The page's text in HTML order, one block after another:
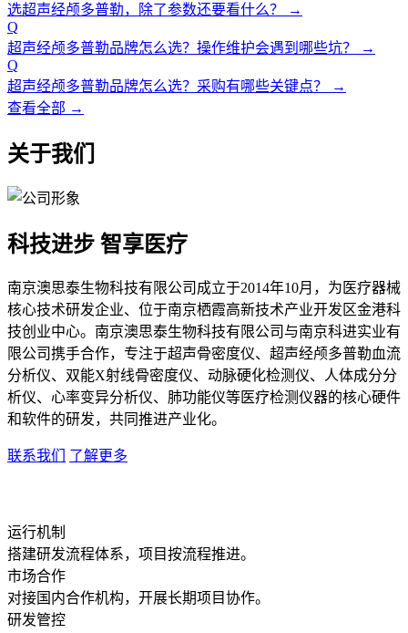
选超声经颅多普勒，除了参数还要看什么？
→
Q
超声经颅多普勒品牌怎么选？操作维护会遇到哪些坑？
→
Q
超声经颅多普勒品牌怎么选？采购有哪些关键点？
→
查看全部 →
关于我们
科技进步 智享医疗
南京澳思泰生物科技有限公司成立于2014年10月，为医疗器械
核心技术研发企业、位于南京栖霞高新技术产业开发区金港科
技创业中心。南京澳思泰生物科技有限公司与南京科进实业有
限公司携手合作，专注于超声骨密度仪、超声经颅多普勒血流
分析仪、双能X射线骨密度仪、动脉硬化检测仪、人体成分分
析仪、心率变异分析仪、肺功能仪等医疗检测仪器的核心硬件
和软件的研发，共同推进产业化。
联系我们 了解更多
运行机制
搭建研发流程体系，项目按流程推进。
市场合作
对接国内合作机构，开展长期项目协作。
研发管控